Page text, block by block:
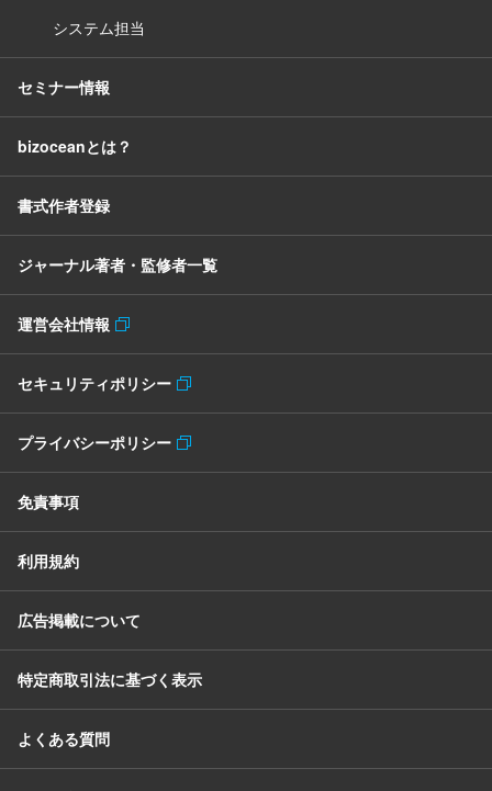
システム担当
セミナー情報
bizoceanとは？
書式作者登録
ジャーナル著者・監修者一覧
運営会社情報
セキュリティポリシー
プライバシーポリシー
免責事項
利用規約
広告掲載について
特定商取引法に基づく表示
よくある質問